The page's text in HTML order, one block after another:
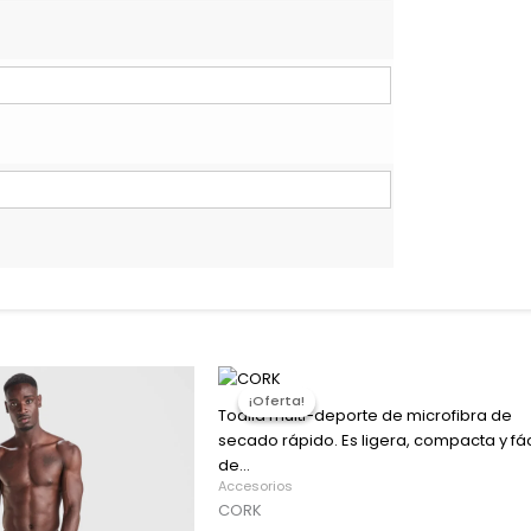
¡Oferta!
Toalla multi-deporte de microfibra de
secado rápido. Es ligera, compacta y
de...
¡Oferta!
Accesorios
CORK
El
original
era:
4,90 €.
actual
es:
4,17 €.